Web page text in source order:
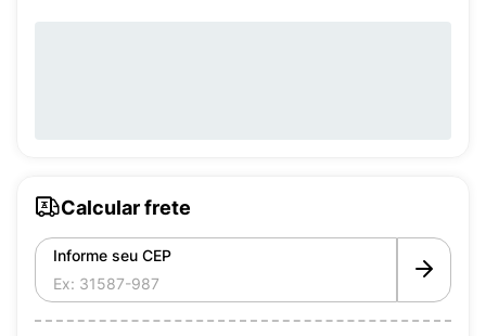
Calcular frete
Informe seu CEP